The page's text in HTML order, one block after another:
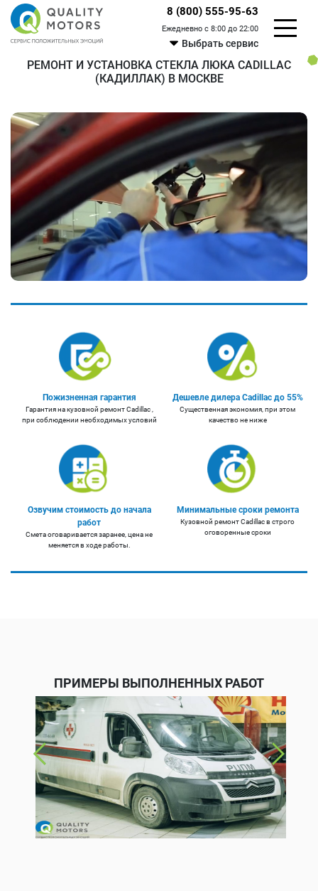
8 (800) 555-95-63
Ежедневно с 8:00 до 22:00
Выбрать сервис
РЕМОНТ И УСТАНОВКА СТЕКЛА ЛЮКА CADILLAC
(КАДИЛЛАК) В МОСКВЕ
Пожизненная гарантия
Гарантия на кузовной ремонт Cadillac ,
при соблюдении необходимых условий
Дешевле дилера Cadillac до 55%
Существенная экономия, при этом
качество не ниже
Озвучим стоимость до начала
работ
Смета оговаривается заранее, цена не
меняется в ходе работы.
Минимальные сроки ремонта
Кузовной ремонт Cadillac в строго
оговоренные сроки
ПРИМЕРЫ ВЫПОЛНЕННЫХ РАБОТ